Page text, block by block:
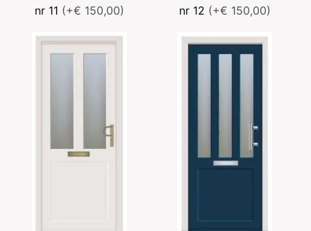
nr 11 (+€ 150,00) nr 12 (+€ 150,00)